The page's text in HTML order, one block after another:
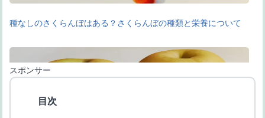
種なしのさくらんぼはある？さくらんぼの種類と栄養について
スポンサー
目次